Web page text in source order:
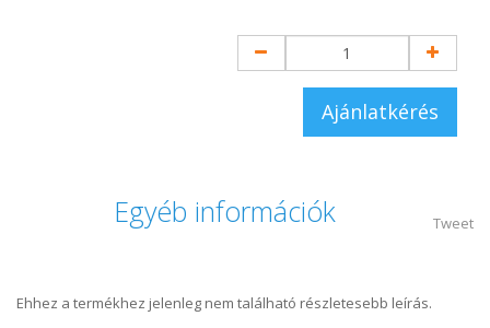
Ajánlatkérés
Tweet
Egyéb információk
Ehhez a termékhez jelenleg nem található részletesebb leírás.